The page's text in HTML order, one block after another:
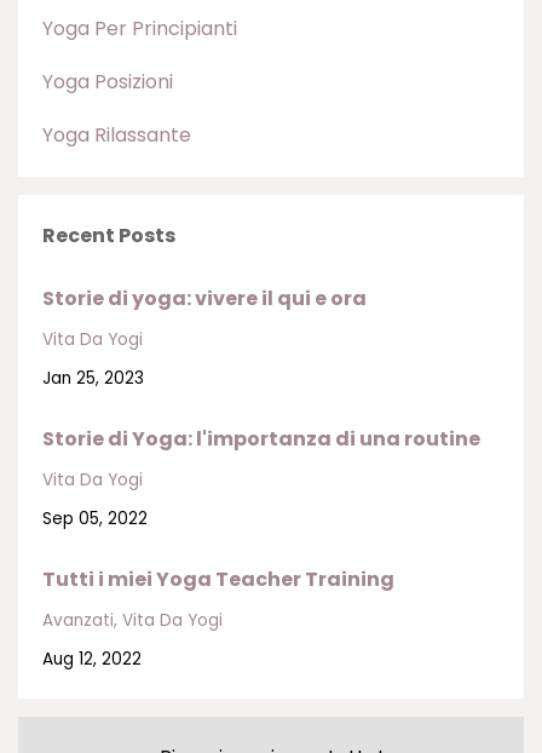
Yoga Per Principianti
Yoga Posizioni
Yoga Rilassante
Recent Posts
Storie di yoga: vivere il qui e ora
Vita Da Yogi
Jan 25, 2023
Storie di Yoga: l'importanza di una routine
Vita Da Yogi
Sep 05, 2022
Tutti i miei Yoga Teacher Training
Avanzati Vita Da Yogi
Aug 12, 2022